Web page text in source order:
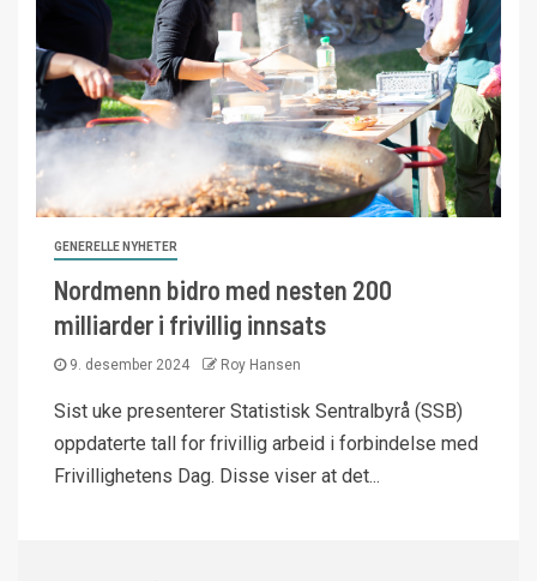
GENERELLE NYHETER
Nordmenn bidro med nesten 200
milliarder i frivillig innsats
9. desember 2024 Roy Hansen
Sist uke presenterer Statistisk Sentralbyrå (SSB)
oppdaterte tall for frivillig arbeid i forbindelse med
Frivillighetens Dag. Disse viser at det...